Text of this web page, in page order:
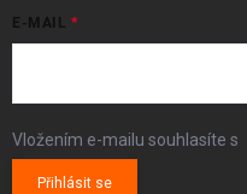
E-MAIL
Vložením e-mailu souhlasíte s
Přihlásit se